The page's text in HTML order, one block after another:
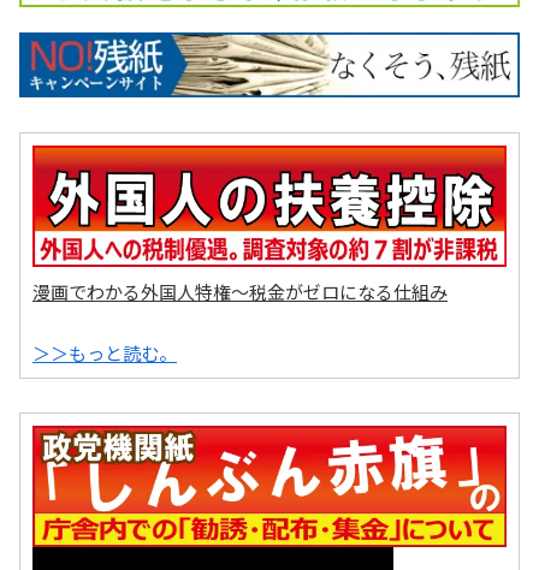
漫画でわかる外国人特権～税金がゼロになる仕組み
＞＞もっと読む。